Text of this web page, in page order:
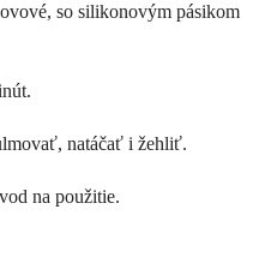
so silikonovým pásikom
natáčať i žehliť.
na použitie.